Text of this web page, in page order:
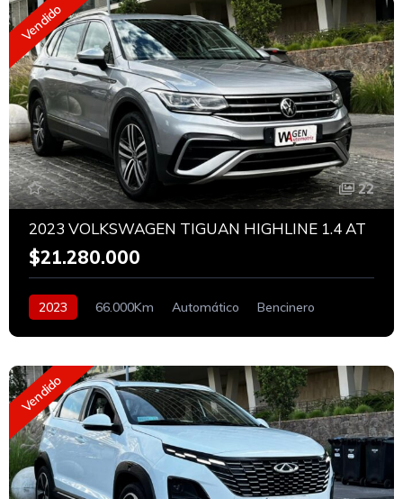
Vendido
22
2023 VOLKSWAGEN TIGUAN HIGHLINE 1.4 AT
$21.280.000
2023 66.000Km Automático Bencinero
Vendido